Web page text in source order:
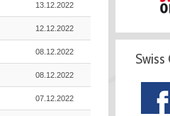
13.12.2022
12.12.2022
08.12.2022
08.12.2022
07.12.2022